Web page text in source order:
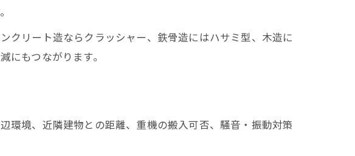
決め手
ッチメント活用
準と注意点
しい理解
クリート造ならクラッシャー、鉄骨造にはハサミ型、木造に
もつながります。
環境、近隣建物との距離、重機の搬入可否、騒音・振動対策